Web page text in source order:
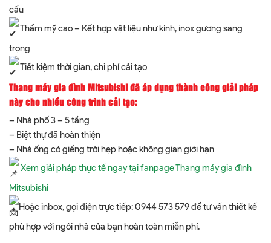
cấu
Thẩm mỹ cao – Kết hợp vật liệu như kính, inox gương sang
trọng
Tiết kiệm thời gian, chi phí cải tạo
Thang máy gia đình Mitsubishi đã áp dụng thành công giải pháp
này cho nhiều công trình cải tạo:
– Nhà phố 3 – 5 tầng
– Biệt thự đã hoàn thiện
– Nhà ống có giếng trời hẹp hoặc không gian giới hạn
Xem giải pháp thực tế ngay tại fanpage Thang máy gia đình
Mitsubishi
Hoặc inbox, gọi điện trực tiếp: 0944 573 579 để tư vấn thiết kế
phù hợp với ngôi nhà của bạn hoàn toàn miễn phí.